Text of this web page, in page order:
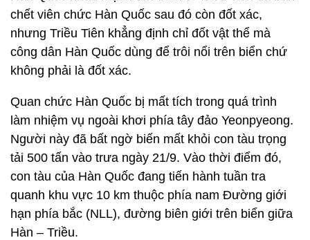
chết viên chức Hàn Quốc sau đó còn đốt xác,
nhưng Triều Tiên khẳng định chỉ đốt vật thể mà
công dân Hàn Quốc dùng để trôi nổi trên biển chứ
không phải là đốt xác.
Quan chức Hàn Quốc bị mất tích trong quá trình
làm nhiệm vụ ngoài khơi phía tây đảo Yeonpyeong.
Người này đã bất ngờ biến mất khỏi con tàu trọng
tải 500 tấn vào trưa ngày 21/9. Vào thời điểm đó,
con tàu của Hàn Quốc đang tiến hành tuần tra
quanh khu vực 10 km thuộc phía nam Đường giới
hạn phía bắc (NLL), đường biên giới trên biển giữa
Hàn – Triều.